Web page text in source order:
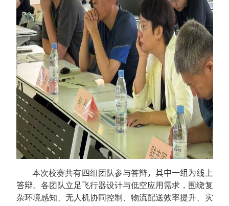
本次校赛共有四组团队参与答辩，其中一组为线上
答辩。各团队立足飞行器设计与低空应用需求，围绕复
杂环境感知、无人机协同控制、物流配送效率提升、灾